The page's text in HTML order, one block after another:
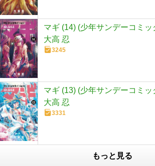
マギ (14) (少年サンデーコミッ
大高 忍
3245
マギ (13) (少年サンデーコミッ
大高 忍
3331
もっと見る